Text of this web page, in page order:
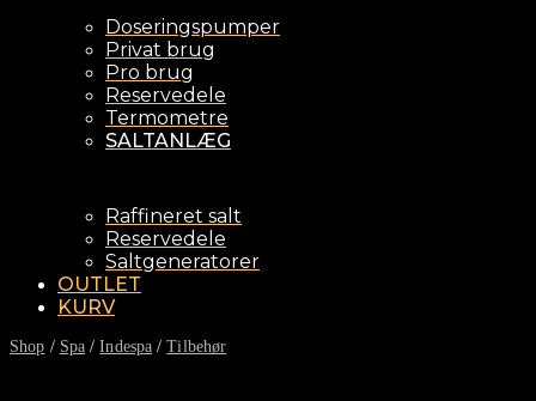
Doseringspumper
Privat brug
Pro brug
Reservedele
Termometre
SALTANLÆG
Raffineret salt
Reservedele
Saltgeneratorer
OUTLET
KURV
Shop / Spa /Indespa /Tilbehør